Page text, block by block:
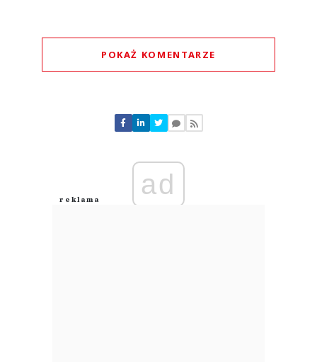
POKAŻ KOMENTARZE
Nie znaleziono komentarzy
Zostaw swoje komentarze
Anuluj
ad